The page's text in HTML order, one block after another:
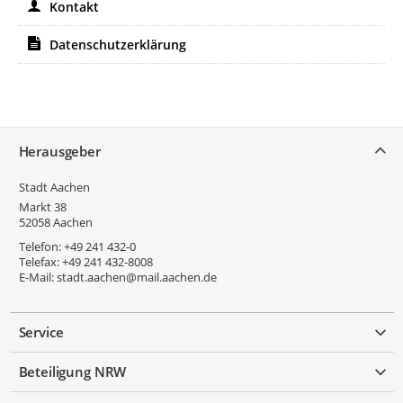
Schuhwerk.
Kontakt
Datenschutzerklärung
Herausgeber
Stadt Aachen
Markt 38
52058Aachen
Telefon:+49 241 432-0
Telefax:+49 241 432-8008
E-Mail:stadt.aachen@mail.aachen.de
Service
Beteiligung NRW